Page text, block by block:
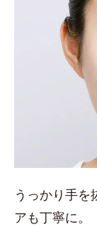
うっかり手を
アも丁寧に。